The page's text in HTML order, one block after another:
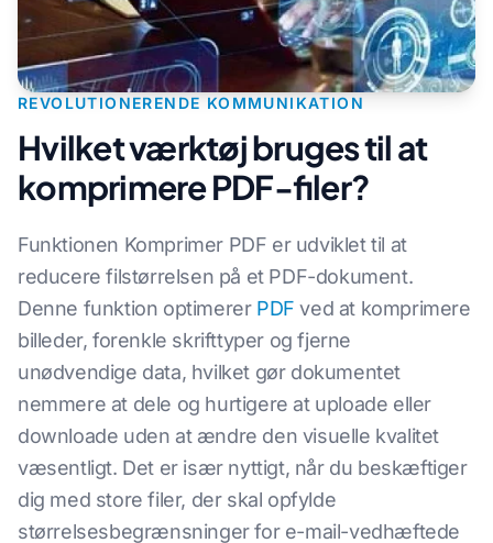
REVOLUTIONERENDE KOMMUNIKATION
Hvilket værktøj bruges til at
komprimere PDF-filer?
Funktionen Komprimer PDF er udviklet til at
reducere filstørrelsen på et PDF-dokument.
Denne funktion optimerer PDF ved at komprimere
billeder, forenkle skrifttyper og fjerne
unødvendige data, hvilket gør dokumentet
nemmere at dele og hurtigere at uploade eller
downloade uden at ændre den visuelle kvalitet
væsentligt. Det er især nyttigt, når du beskæftiger
dig med store filer, der skal opfylde
størrelsesbegrænsninger for e-mail-vedhæftede